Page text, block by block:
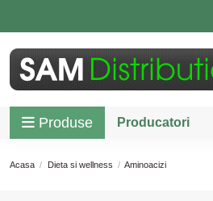
Produse Producatori
Acasa Dieta si wellness Aminoacizi